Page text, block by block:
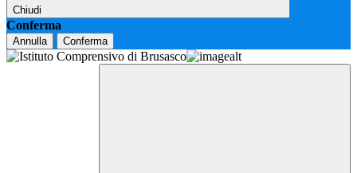
Chiudi
Conferma
Annulla Conferma